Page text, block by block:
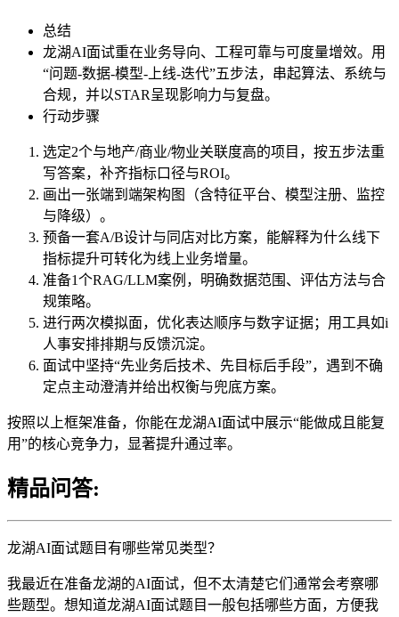
总结
龙湖AI面试重在业务导向、工程可靠与可度量增效。用
“问题-数据-模型-上线-迭代”五步法，串起算法、系统与
合规，并以STAR呈现影响力与复盘。
行动步骤
选定2个与地产/商业/物业关联度高的项目，按五步法重
写答案，补齐指标口径与ROI。
画出一张端到端架构图（含特征平台、模型注册、监控
与降级）。
预备一套A/B设计与同店对比方案，能解释为什么线下
指标提升可转化为线上业务增量。
准备1个RAG/LLM案例，明确数据范围、评估方法与合
规策略。
进行两次模拟面，优化表达顺序与数字证据；用工具如i
人事安排排期与反馈沉淀。
面试中坚持“先业务后技术、先目标后手段”，遇到不确
定点主动澄清并给出权衡与兜底方案。
按照以上框架准备，你能在龙湖AI面试中展示“能做成且能复
用”的核心竞争力，显著提升通过率。
精品问答:
龙湖AI面试题目有哪些常见类型？
我最近在准备龙湖的AI面试，但不太清楚它们通常会考察哪
些题型。想知道龙湖AI面试题目一般包括哪些方面，方便我